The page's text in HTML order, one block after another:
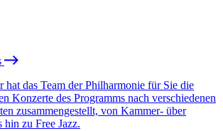
hat das Team der Philharmonie für Sie die
Konzerte des Programms nach verschiedenen
zusammengestellt, von Kammer- über
zu Free Jazz.